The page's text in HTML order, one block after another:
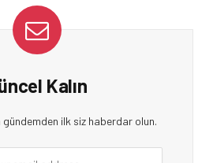
Kalın
gündemden ilk siz haberdar olun.